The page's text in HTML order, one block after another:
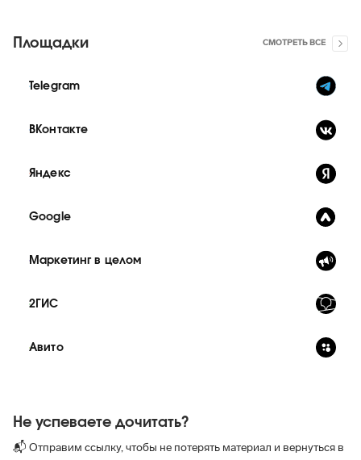
Площадки СМОТРЕТЬ ВСЕ
Telegram
ВКонтакте
Яндекс
Google
Маркетинг в целом
2ГИС
Авито
Не успеваете дочитать?
📬 Отправим ссылку, чтобы не потерять материал и вернуться в